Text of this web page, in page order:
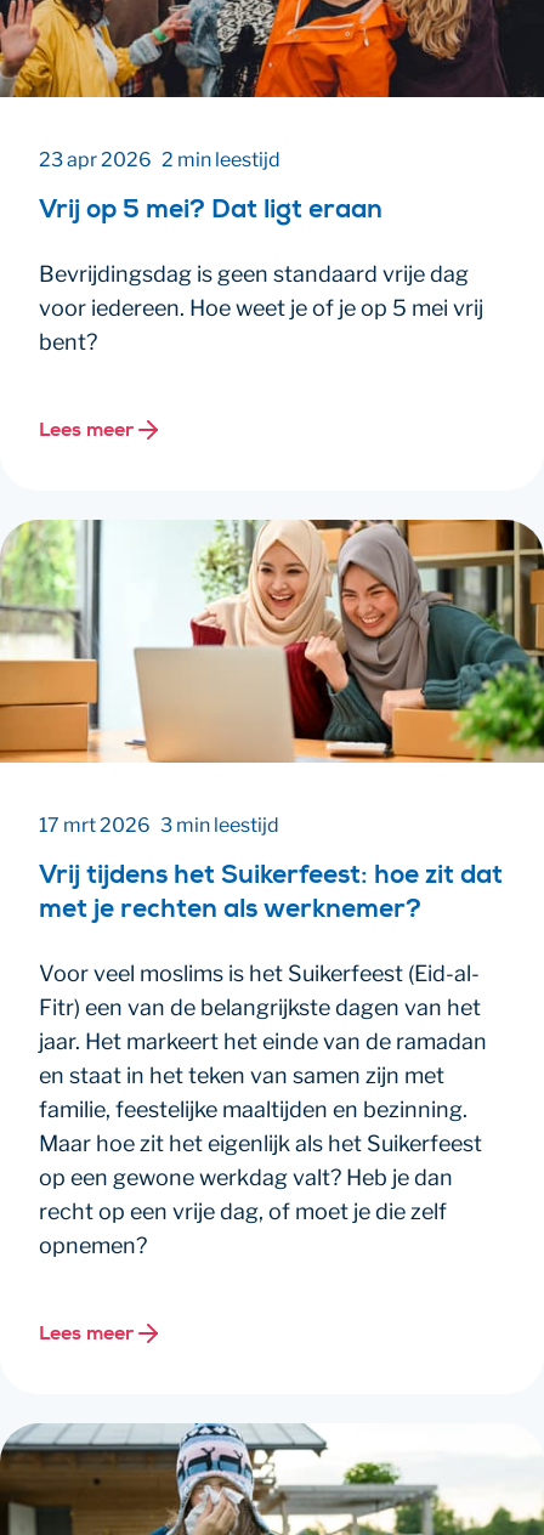
23 apr 2026 2 min leestijd
Vrij op 5 mei? Dat ligt eraan
Bevrijdingsdag is geen standaard vrije dag
voor iedereen. Hoe weet je of je op 5 mei vrij
bent?
Lees meer
17 mrt 2026 3 min leestijd
Vrij tijdens het Suikerfeest: hoe zit dat
met je rechten als werknemer?
Voor veel moslims is het Suikerfeest (Eid-al-
Fitr) een van de belangrijkste dagen van het
jaar. Het markeert het einde van de ramadan
en staat in het teken van samen zijn met
familie, feestelijke maaltijden en bezinning.
Maar hoe zit het eigenlijk als het Suikerfeest
op een gewone werkdag valt? Heb je dan
recht op een vrije dag, of moet je die zelf
opnemen?
Lees meer